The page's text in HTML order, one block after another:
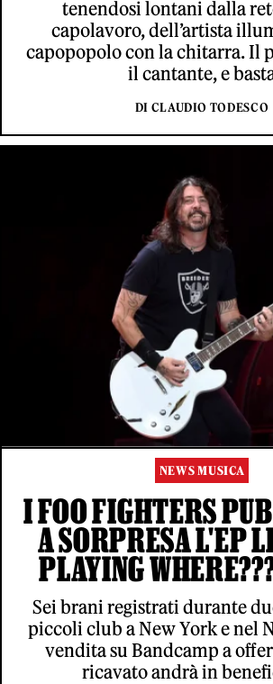
tenendosi lontani dalla
capolavoro, dell’artista
capopopolo con la chitarra. Il
il cantante, e
DI CLAUDIO TODESCO
NEWS MUSICA
I FOO FIGHTERS
A SORPRESA L'EP
PLAYING
Sei brani registrati durante
piccoli club a New York e nel
vendita su Bandcamp a
ricavato andrà in